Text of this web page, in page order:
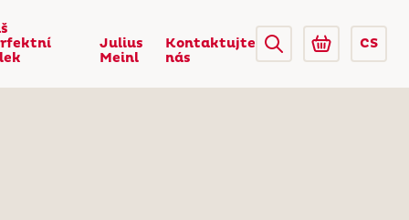
Julius
Meinl
Kontaktujte
nás
CS